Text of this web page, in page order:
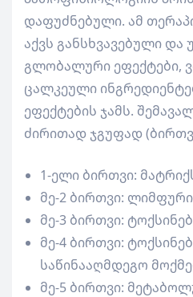
დაფუძნებული. ამ
აქვს განსხვავებული
გლობალური ეფექტები,
ცალკეული
ეფექტების ჯამს.
ძირითად ჯგუფად
1-ელი ბირთვი:
მე-2 ბირთვი:
მე-3 ბირთვი:
მე-4 ბირთვი:
საწინააღმდეგო
მე-5 ბირთვი: